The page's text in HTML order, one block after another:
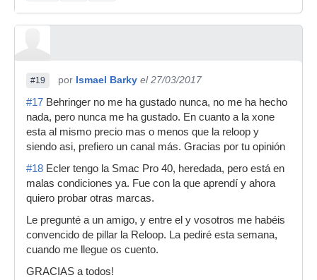
#19 por Ismael Barky el 27/03/2017
#17 Behringer no me ha gustado nunca, no me ha hecho
nada, pero nunca me ha gustado. En cuanto a la xone
esta al mismo precio mas o menos que la reloop y
siendo asi, prefiero un canal más. Gracias por tu opinión
#18 Ecler tengo la Smac Pro 40, heredada, pero está en
malas condiciones ya. Fue con la que aprendí y ahora
quiero probar otras marcas.
Le pregunté a un amigo, y entre el y vosotros me habéis
convencido de pillar la Reloop. La pediré esta semana,
cuando me llegue os cuento.
GRACIAS a todos!